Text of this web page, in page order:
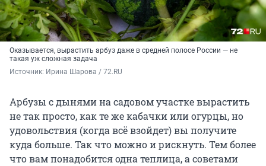
Оказывается, вырастить арбуз даже в средней полосе России — не
такая уж сложная задача
Источник: Ирина Шарова / 72.RU
Арбузы с дынями на садовом участке вырастить
не так просто, как те же кабачки или огурцы, но
удовольствия (когда всё взойдет) вы получите
куда больше. Так что можно и рискнуть. Тем более
что вам понадобится одна теплица, а советами